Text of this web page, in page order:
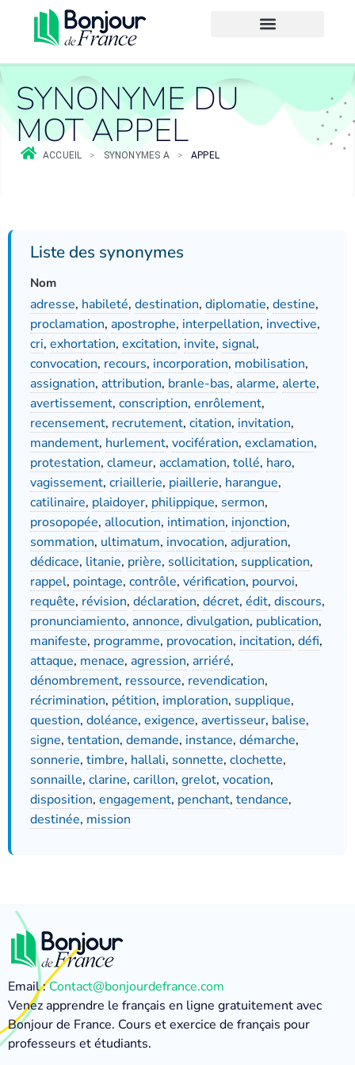
SYNONYME DU
MOT APPEL
ACCUEIL > SYNONYMES A > APPEL
Liste des synonymes
Nom
adresse, habileté, destination, diplomatie, destine,
proclamation, apostrophe, interpellation, invective,
cri, exhortation, excitation, invite, signal,
convocation, recours, incorporation, mobilisation,
assignation, attribution, branle-bas, alarme, alerte,
avertissement, conscription, enrôlement,
recensement, recrutement, citation, invitation,
mandement, hurlement, vocifération, exclamation,
protestation, clameur, acclamation, tollé, haro,
vagissement, criaillerie, piaillerie, harangue,
catilinaire, plaidoyer, philippique, sermon,
prosopopée, allocution, intimation, injonction,
sommation, ultimatum, invocation, adjuration,
dédicace, litanie, prière, sollicitation, supplication,
rappel, pointage, contrôle, vérification, pourvoi,
requête, révision, déclaration, décret, édit, discours,
pronunciamiento, annonce, divulgation, publication,
manifeste, programme, provocation, incitation, défi,
attaque, menace, agression, arriéré,
dénombrement, ressource, revendication,
récrimination, pétition, imploration, supplique,
question, doléance, exigence, avertisseur, balise,
signe, tentation, demande, instance, démarche,
sonnerie, timbre, hallali, sonnette, clochette,
sonnaille, clarine, carillon, grelot, vocation,
disposition, engagement, penchant, tendance,
destinée, mission
Email :Contact@bonjourdefrance.com
Venez apprendre le français en ligne gratuitement avec
Bonjour de France. Cours et exercice de français pour
professeurs et étudiants.